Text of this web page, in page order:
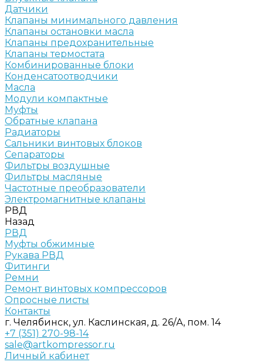
Датчики
Клапаны минимального давления
Клапаны остановки масла
Клапаны предохранительные
Клапаны термостата
Комбинированные блоки
Конденсатоотводчики
Масла
Модули компактные
Муфты
Обратные клапана
Радиаторы
Сальники винтовых блоков
Сепараторы
Фильтры воздушные
Фильтры масляные
Частотные преобразователи
Электромагнитные клапаны
РВД
Назад
РВД
Муфты обжимные
Рукава РВД
Фитинги
Ремни
Ремонт винтовых компрессоров
Опросные листы
Контакты
г. Челябинск, ул. Каслинская, д. 26/А, пом. 14
+7 (351) 270-98-14
sale@artkompressor.ru
Личный кабинет